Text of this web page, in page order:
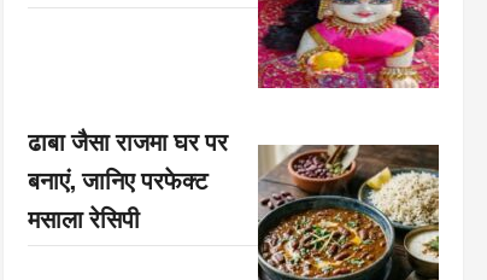
ढाबा जैसा राजमा घर पर
बनाएं, जानिए परफेक्ट
मसाला रेसिपी